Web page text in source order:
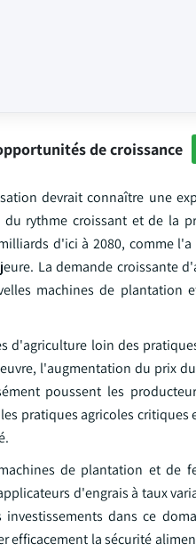
de croissance
devrait connaître une
rythme croissant et de la
d'ici à 2080, comme
La demande croissante
machines de
d'agriculture loin des
l'augmentation du prix
poussent les
pratiques agricoles
de plantation et de
d'engrais à taux
dans ce
la sécurité